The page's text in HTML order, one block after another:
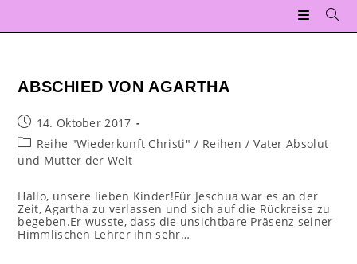
springen
ABSCHIED VON AGARTHA
Beitrag
veröffentlicht:
14. Oktober 2017
Beitrags-
Kategorie:
Reihe "Wiederkunft Christi" / Reihen / Vater Absolut
und Mutter der Welt
Hallo, unsere lieben Kinder!Für Jeschua war es an der
Zeit, Agartha zu verlassen und sich auf die Rückreise zu
begeben.Er wusste, dass die unsichtbare Präsenz seiner
Himmlischen Lehrer ihn sehr…